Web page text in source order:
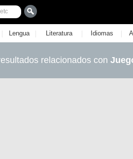
| Lengua | Literatura | Idiomas |
relacionados con